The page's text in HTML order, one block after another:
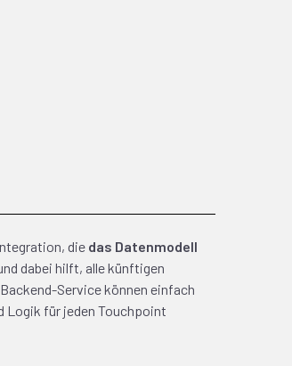
die das Datenmodell
dabei hilft, alle künftigen
Service können einfach
Logik für jeden Touchpoint